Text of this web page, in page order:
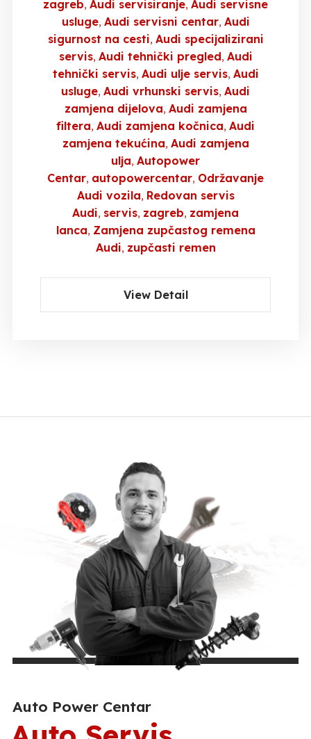
zagreb Audi servisiranje Audi servisne
usluge Audi servisni centar Audi
sigurnost na cesti Audi specijalizirani
servis Audi tehnički pregled Audi
tehnički servis Audi ulje servis Audi
usluge Audi vrhunski servis Audi
zamjena dijelova Audi zamjena
filtera Audi zamjena kočnica Audi
zamjena tekućina Audi zamjena
ulja Autopower
Centar autopowercentar Održavanje
Audi vozila Redovan servis
Audi servis zagreb zamjena
lanca Zamjena zupčastog remena
Audi zupčasti remen
View Detail
Auto Power Centar